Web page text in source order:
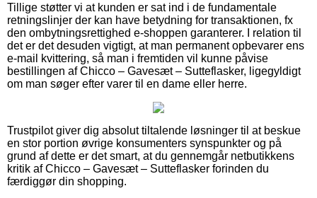
Tillige støtter vi at kunden er sat ind i de fundamentale
retningslinjer der kan have betydning for transaktionen, fx
den ombytningsrettighed e-shoppen garanterer. I relation til
det er det desuden vigtigt, at man permanent opbevarer ens
e-mail kvittering, så man i fremtiden vil kunne påvise
bestillingen af Chicco – Gavesæt – Sutteflasker, ligegyldigt
om man søger efter varer til en dame eller herre.
Trustpilot giver dig absolut tiltalende løsninger til at beskue
en stor portion øvrige konsumenters synspunkter og på
grund af dette er det smart, at du gennemgår netbutikkens
kritik af Chicco – Gavesæt – Sutteflasker forinden du
færdiggør din shopping.